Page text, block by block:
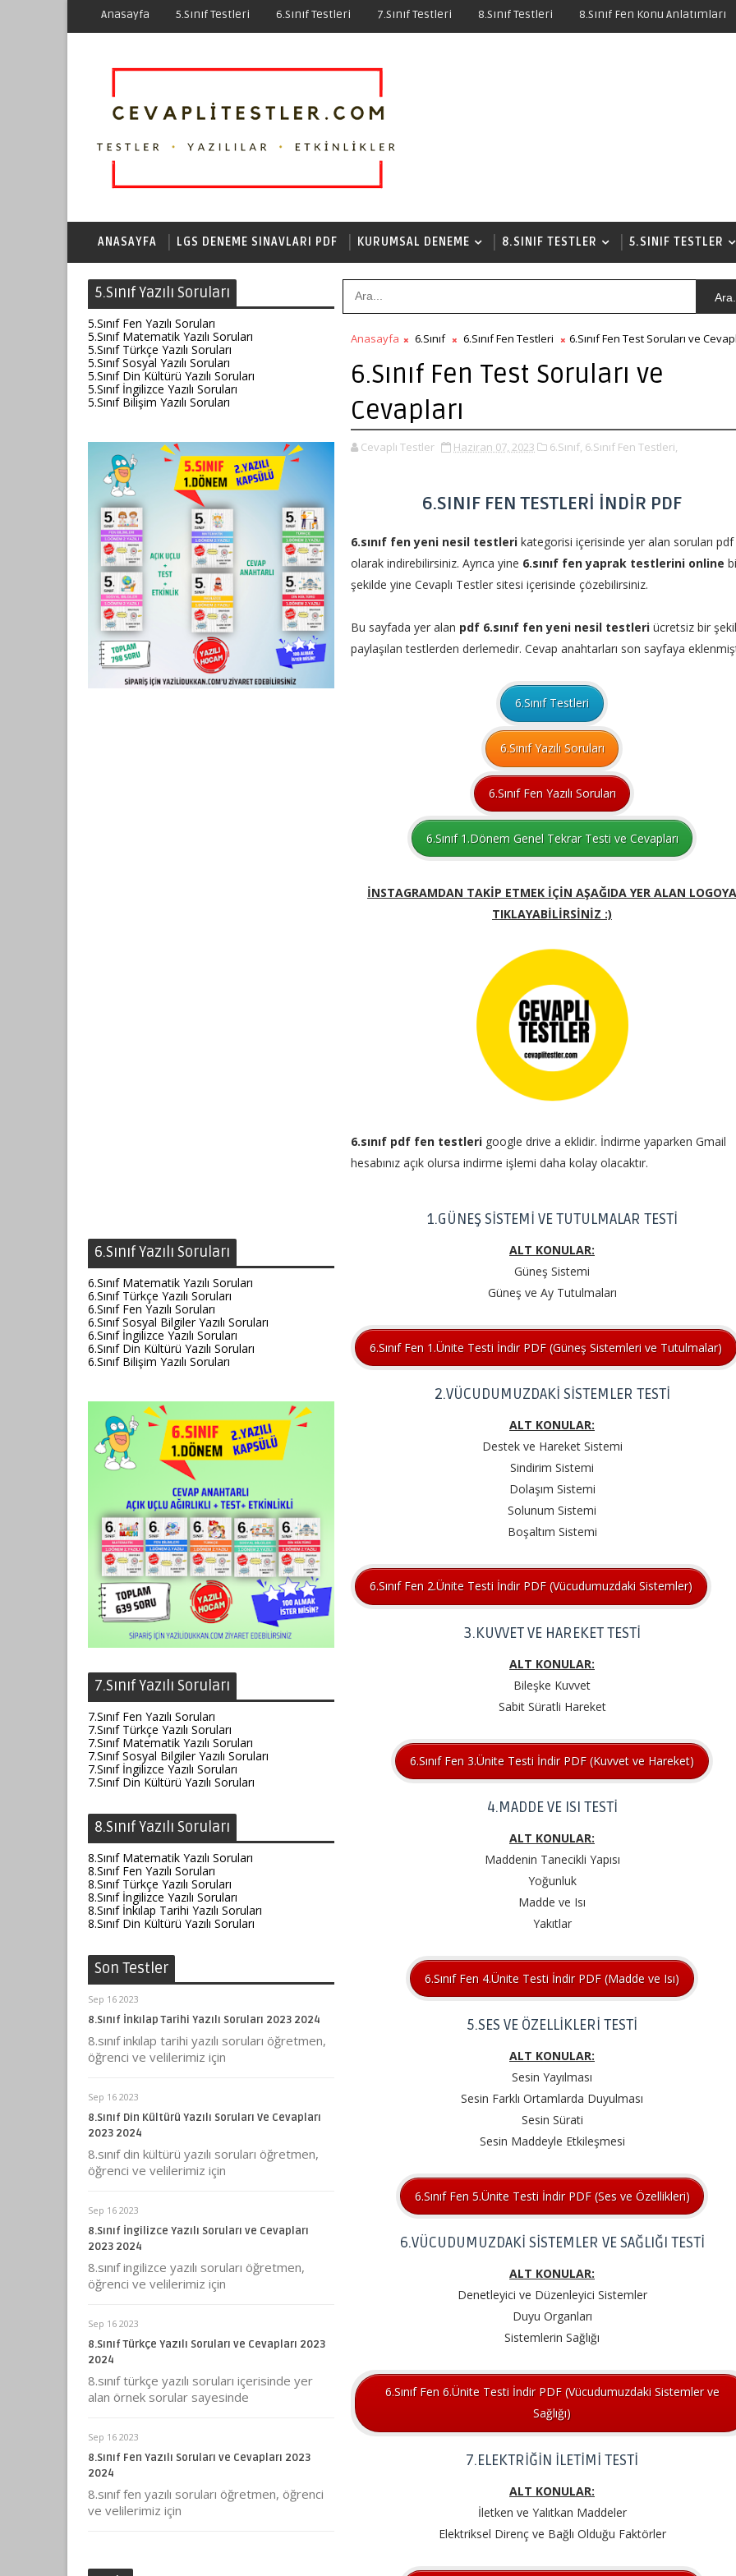
Anasayfa 5.Sınıf Testleri 6.Sınıf Testleri 7.Sınıf Testleri 8.Sınıf Testleri 8.Sınıf Fen Konu Anlatımları
ANASAYFA LGS DENEME SINAVLARI PDF KURUMSAL DENEME 8.SINIF TESTLER 5.SINIF TESTLER
5.Sınıf Yazılı Soruları
5.Sınıf Fen Yazılı Soruları
5.Sınıf Matematik Yazılı Soruları
5.Sınıf Türkçe Yazılı Soruları
5.Sınıf Sosyal Yazılı Soruları
5.Sınıf Din Kültürü Yazılı Soruları
5.Sınıf İngilizce Yazılı Soruları
5.Sınıf Bilişim Yazılı Soruları
6.Sınıf Yazılı Soruları
6.Sınıf Matematik Yazılı Soruları
6.Sınıf Türkçe Yazılı Soruları
6.Sınıf Fen Yazılı Soruları
6.Sınıf Sosyal Bilgiler Yazılı Soruları
6.Sınıf İngilizce Yazılı Soruları
6.Sınıf Din Kültürü Yazılı Soruları
6.Sınıf Bilişim Yazılı Soruları
7.Sınıf Yazılı Soruları
7.Sınıf Fen Yazılı Soruları
7.Sınıf Türkçe Yazılı Soruları
7.Sınıf Matematik Yazılı Soruları
7.Sınıf Sosyal Bilgiler Yazılı Soruları
7.Sınıf İngilizce Yazılı Soruları
7.Sınıf Din Kültürü Yazılı Soruları
8.Sınıf Yazılı Soruları
8.Sınıf Matematik Yazılı Soruları
8.Sınıf Fen Yazılı Soruları
8.Sınıf Türkçe Yazılı Soruları
8.Sınıf İngilizce Yazılı Soruları
8.Sınıf İnkılap Tarihi Yazılı Soruları
8.Sınıf Din Kültürü Yazılı Soruları
Son Testler
Sep 16 2023
8.Sınıf İnkılap Tarihi Yazılı Soruları 2023 2024
8.sınıf inkılap tarihi yazılı soruları öğretmen,
öğrenci ve velilerimiz için
Sep 16 2023
8.Sınıf Din Kültürü Yazılı Soruları Ve Cevapları
2023 2024
8.sınıf din kültürü yazılı soruları öğretmen,
öğrenci ve velilerimiz için
Sep 16 2023
8.Sınıf İngilizce Yazılı Soruları ve Cevapları
2023 2024
8.sınıf ingilizce yazılı soruları öğretmen,
öğrenci ve velilerimiz için
Sep 16 2023
8.Sınıf Türkçe Yazılı Soruları ve Cevapları 2023
2024
8.sınıf türkçe yazılı soruları içerisinde yer
alan örnek sorular sayesinde
Sep 16 2023
8.Sınıf Fen Yazılı Soruları ve Cevapları 2023
2024
8.sınıf fen yazılı soruları öğretmen, öğrenci
ve velilerimiz için
Anasayfa 6.Sınıf 6.Sınıf Fen Testleri 6.Sınıf Fen Test Soruları ve
6.Sınıf Fen Test Soruları ve
Cevapları
Cevaplı Testler Haziran 07, 2023 6.Sınıf, 6.Sınıf Fen Testleri,
6.SINIF FEN TESTLERİ İNDİR PDF
6.sınıf fen yeni nesil testleri kategorisi içerisinde yer alan soruları pdf
olarak indirebilirsiniz. Ayrıca yine 6.sınıf fen yaprak testlerini online
şekilde yine Cevaplı Testler sitesi içerisinde çözebilirsiniz.
Bu sayfada yer alan pdf 6.sınıf fen yeni nesil testleri ücretsiz bir
paylaşılan testlerden derlemedir. Cevap anahtarları son sayfaya
6.Sınıf Testleri
6.Sınıf Yazılı Soruları
6.Sınıf Fen Yazılı Soruları
6.Sınıf 1.Dönem Genel Tekrar Testi ve Cevapları
İNSTAGRAMDAN TAKİP ETMEK İÇİN AŞAĞIDA YER ALAN LOGOYA
TIKLAYABİLİRSİNİZ :)
6.sınıf pdf fen testleri google drive a eklidir. İndirme yaparken Gmail
hesabınız açık olursa indirme işlemi daha kolay olacaktır.
1.GÜNEŞ SİSTEMİ VE TUTULMALAR TESTİ
ALT KONULAR:
Güneş Sistemi
Güneş ve Ay Tutulmaları
6.Sınıf Fen 1.Ünite Testi İndir PDF (Güneş Sistemleri ve Tutulmalar)
2.VÜCUDUMUZDAKİ SİSTEMLER TESTİ
ALT KONULAR:
Destek ve Hareket Sistemi
Sindirim Sistemi
Dolaşım Sistemi
Solunum Sistemi
Boşaltım Sistemi
6.Sınıf Fen 2.Ünite Testi İndir PDF (Vücudumuzdaki Sistemler)
3.KUVVET VE HAREKET TESTİ
ALT KONULAR:
Bileşke Kuvvet
Sabit Süratli Hareket
6.Sınıf Fen 3.Ünite Testi İndir PDF (Kuvvet ve Hareket)
4.MADDE VE ISI TESTİ
ALT KONULAR:
Maddenin Tanecikli Yapısı
Yoğunluk
Madde ve Isı
Yakıtlar
6.Sınıf Fen 4.Ünite Testi İndir PDF (Madde ve Isı)
5.SES VE ÖZELLİKLERİ TESTİ
ALT KONULAR:
Sesin Yayılması
Sesin Farklı Ortamlarda Duyulması
Sesin Sürati
Sesin Maddeyle Etkileşmesi
6.Sınıf Fen 5.Ünite Testi İndir PDF (Ses ve Özellikleri)
6.VÜCUDUMUZDAKİ SİSTEMLER VE SAĞLIĞI TESTİ
ALT KONULAR:
Denetleyici ve Düzenleyici Sistemler
Duyu Organları
Sistemlerin Sağlığı
6.Sınıf Fen 6.Ünite Testi İndir PDF (Vücudumuzdaki Sistemler ve
Sağlığı)
7.ELEKTRİĞİN İLETİMİ TESTİ
ALT KONULAR:
İletken ve Yalıtkan Maddeler
Elektriksel Direnç ve Bağlı Olduğu Faktörler